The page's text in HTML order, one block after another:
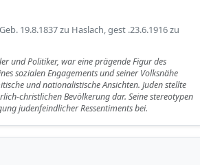
19.8.1837 zu Haslach, gest .23.6.1916 zu
und Politiker, war eine prägende Figur des
sozialen Engagements und seiner Volksnähe
und nationalistische Ansichten. Juden stellte
christlichen Bevölkerung dar. Seine stereotypen
judenfeindlicher Ressentiments bei.